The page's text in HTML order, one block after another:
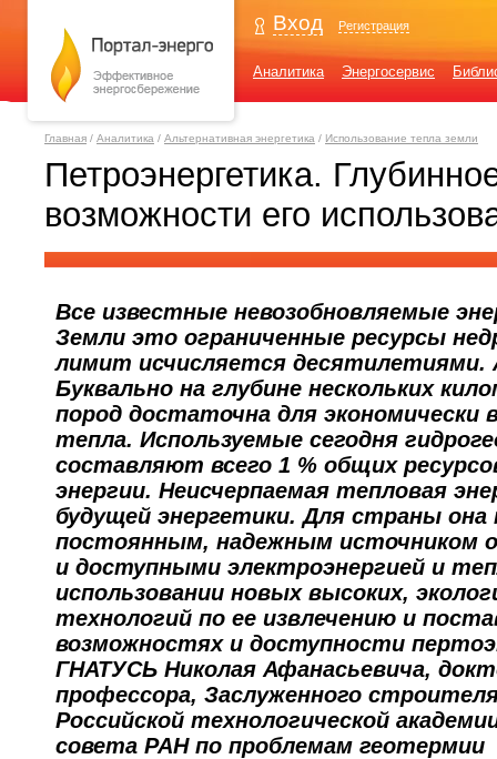
Вход Регистрация
Аналитика Энергосервис
Главная / Аналитика / Альтернативная энергетика / Использование тепла земли
Петроэнергетика.
возможности его
Все известные невозобновляемые
Земли это ограниченные ресурсы
лимит исчисляется
Буквально на глубине нескольких
пород достаточна для экономически
тепла. Используемые сегодня
составляют всего 1 % общих
энергии. Неисчерпаемая тепловая
будущей энергетики. Для страны
постоянным, надежным источником
и доступными электроэнергией и
использовании новых высоких,
технологий по ее извлечению и
возможностях и доступности
ГНАТУСЬ Николая Афанасьевича,
профессора, Заслуженного
Российской технологической
совета РАН по проблемам геотермии